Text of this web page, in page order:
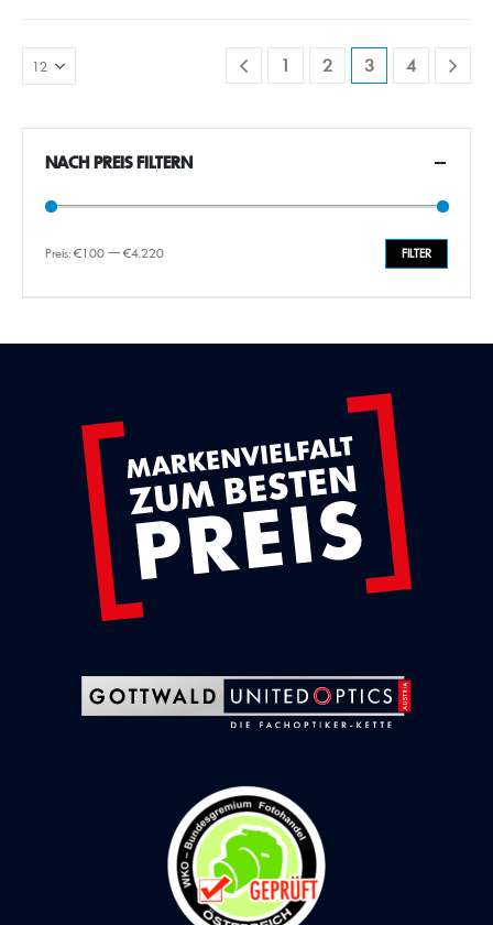
1 2 3 4
NACH PREIS FILTERN
FILTER
Preis: €100 — €4.220